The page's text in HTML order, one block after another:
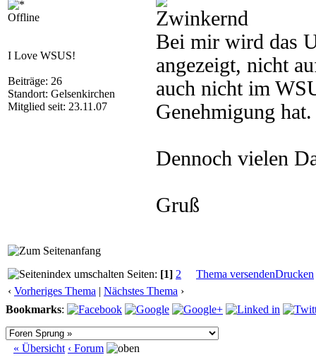
Offline
I Love WSUS!
Beiträge: 26
Standort: Gelsenkirchen
Mitglied seit: 23.11.07
Bei mir wird das
angezeigt, nicht
auch nicht im
Genehmigung hat.
Dennoch vielen
Gruß
Seiten: [1] 2 Thema versendenDrucken
‹ Vorheriges Thema | Nächstes Thema ›
Bookmarks:
« Übersicht ‹ Forum